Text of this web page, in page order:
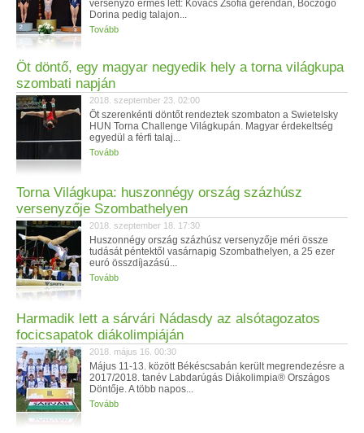
versenyző érmes lett: Kovács Zsófia gerendán, Böczögő
Dorina pedig talajon...
Tovább
Öt döntő, egy magyar negyedik hely a torna világkupa
szombati napján
2018. szeptember 23. 02:00
Öt szerenkénti döntőt rendeztek szombaton a Swietelsky
HUN Torna Challenge Világkupán. Magyar érdekeltség
egyedül a férfi talaj...
Tovább
Torna Világkupa: huszonnégy ország százhúsz
versenyzője Szombathelyen
2018. szeptember 18. 17:30
Huszonnégy ország százhúsz versenyzője méri össze
tudását péntektől vasárnapig Szombathelyen, a 25 ezer
euró összdíjazású...
Tovább
Harmadik lett a sárvári Nádasdy az alsótagozatos
focicsapatok diákolimpiáján
2018. május 16. 00:30
Május 11-13. között Békéscsabán került megrendezésre a
2017/2018. tanév Labdarúgás Diákolimpia® Országos
Döntője. A több napos...
Tovább